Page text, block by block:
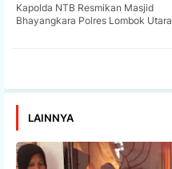
Kapolda NTB Resmikan Masjid
Bhayangkara Polres Lombok Utara
LAINNYA